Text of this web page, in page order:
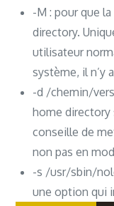
-M : pour que
directory.
utilisateur
système, il n’y
-d /chemin/
home directory
conseille de
non pas en
-s /usr/sbin/
une option qui